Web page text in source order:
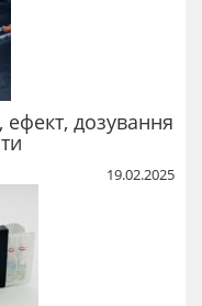
дозування
19.02.2025